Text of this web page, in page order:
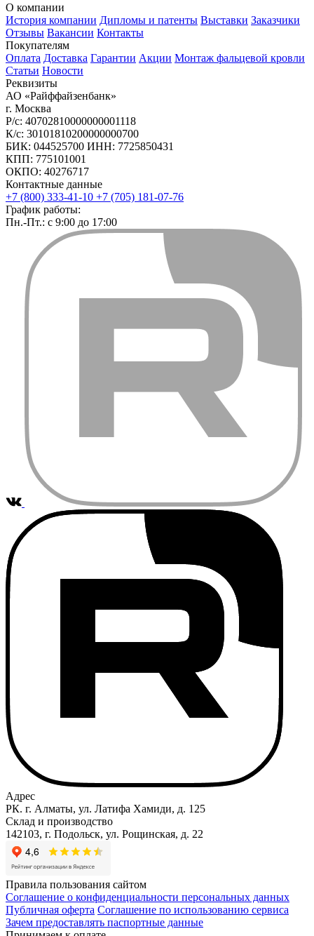
О компании
История компании Дипломы и патенты Выставки Заказчики
Отзывы Вакансии Контакты
Покупателям
Оплата Доставка Гарантии Акции Монтаж фальцевой кровли
Статьи Новости
Реквизиты
АО «Райффайзенбанк»
г. Москва
Р/с: 40702810000000001118
К/с: 30101810200000000700
БИК: 044525700 ИНН: 7725850431
КПП: 775101001
ОКПО: 40276717
Контактные данные
+7 (800) 333-41-10 +7 (705) 181-07-76
График работы:
Пн.-Пт.: с 9:00 до 17:00
Адрес
РК. г. Алматы, ул. Латифа Хамиди, д. 125
Склад и производство
142103, г. Подольск, ул. Рощинская, д. 22
Правила пользования сайтом
Соглашение о конфиденциальности персональных данных
Публичная оферта Соглашение по использованию сервиса
Зачем предоставлять паспортные данные